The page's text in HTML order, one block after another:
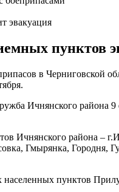
эвакуация
пунктов
в Черниговской
Ичнянского района
Ичнянского района –
Гмырянка, Городня,
населенных пунктов